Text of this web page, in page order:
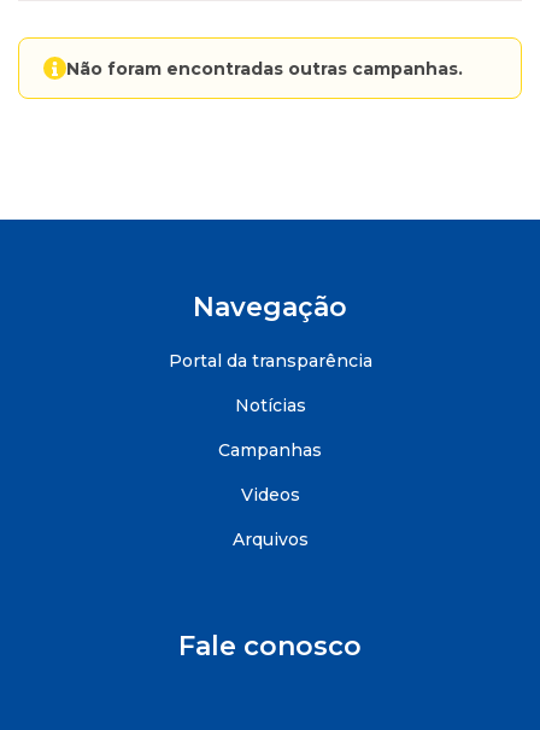
Não foram encontradas outras campanhas.
Navegação
Portal da transparência
Notícias
Campanhas
Videos
Arquivos
Fale conosco